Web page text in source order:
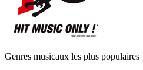
Genres musicaux les plus populaires